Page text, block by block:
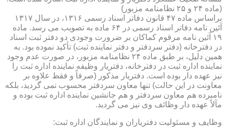
(ماده ۲۴ و ۲۵ نظامنامه مزبور)
براساس ماده ۴۷ قانون دفاتر اسناد رسمی ۱۳۱۶، در سال ۱۳۱۷
آئین نامه دفاتر اسناد رسمی در ۶۴ ماده به تصویب می رسد. ماده
۱۹ آئین نامه مرقوم كماكان بر ضرورت وجودی دو دفتر ثبت اسناد
در دفترخانه (دفتر سردفتر و دفتر نماینده ثبت) تأكید نموده بود. به
همین دلیل، بر طبق ماده ۲۴ نظامنامه مزبور، در صورت عدم وجود
نماینده اداره ثبت در دفترخانه، دفتریار وظیفه نماینده اداره ثبت را
نیز عهده دار بوده است. دفتریار مذكور (صرفاً و فقط علاوه بر
معاونت در این حالت) تنها معاون سردفتر محسوب نمی گردید، بلكه
نامبرده هم معاون سردفتر و هم جانشین نماینده اداره ثبت بوده و
مآلاً عهده دار وظائف وی نیز می گردید.
وظایف و مسئولیت دفتریاران و نمایندگان اداره ثبت: